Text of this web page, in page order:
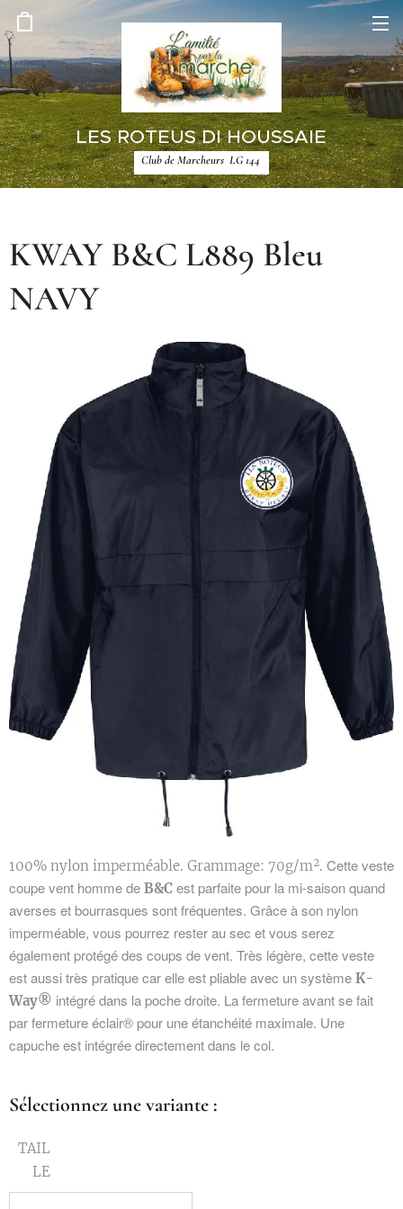
LES ROTEUS DI HOUSSAIE
Club de Marcheurs LG 144
KWAY B&C L889 Bleu
NAVY
100% nylon imperméable. Grammage: 70g/m². Cette veste
coupe vent homme de B&C est parfaite pour la mi-saison quand
averses et bourrasques sont fréquentes. Grâce à son nylon
imperméable, vous pourrez rester au sec et vous serez
également protégé des coups de vent. Très légère, cette veste
est aussi très pratique car elle est pliable avec un système K-
Way® intégré dans la poche droite. La fermeture avant se fait
par fermeture éclair® pour une étanchéité maximale. Une
capuche est intégrée directement dans le col.
Sélectionnez une variante :
TAIL
LE